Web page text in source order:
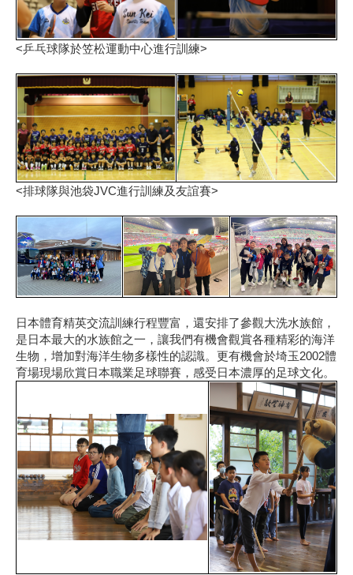
<乒乓球隊於笠松運動中心進行訓練>
<排球隊與池袋JVC進行訓練及友誼賽>
日本體育精英交流訓練行程豐富，還安排了參觀大洗水族館，
是日本最大的水族館之一，讓我們有機會觀賞各種精彩的海洋
生物，增加對海洋生物多樣性的認識。更有機會於埼玉2002體
育場現場欣賞日本職業足球聯賽，感受日本濃厚的足球文化。